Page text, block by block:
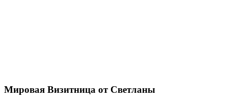
Мировая Визитница от Светланы